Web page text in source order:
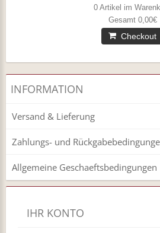
0 Artikel im
Gesamt 0,00€
Checkout
INFORMATION
Versand & Lieferung
Zahlungs- und
Allgemeine Geschaeftsbedingungen
IHR KONTO